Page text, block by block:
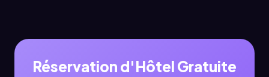
Réservation d'Hôtel Gratuite